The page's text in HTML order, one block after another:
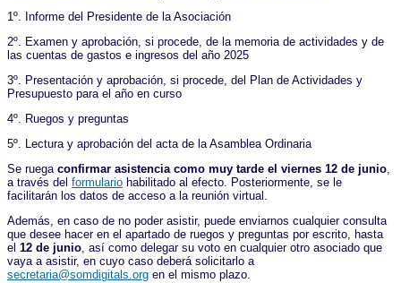
1º. Informe del Presidente de la Asociación
2º. Examen y aprobación, si procede, de la memoria de actividades y de
las cuentas de gastos e ingresos del año 2025
3º. Presentación y aprobación, si procede, del Plan de Actividades y
Presupuesto para el año en curso
4º. Ruegos y preguntas
5º. Lectura y aprobación del acta de la Asamblea Ordinaria
Se ruega confirmar asistencia como muy tarde el viernes 12 de junio,
a través del formulario habilitado al efecto. Posteriormente, se le
facilitarán los datos de acceso a la reunión virtual.
Además, en caso de no poder asistir, puede enviarnos cualquier consulta
que desee hacer en el apartado de ruegos y preguntas por escrito, hasta
el 12 de junio, así como delegar su voto en cualquier otro asociado que
vaya a asistir, en cuyo caso deberá solicitarlo a
secretaria@somdigitals.org en el mismo plazo.